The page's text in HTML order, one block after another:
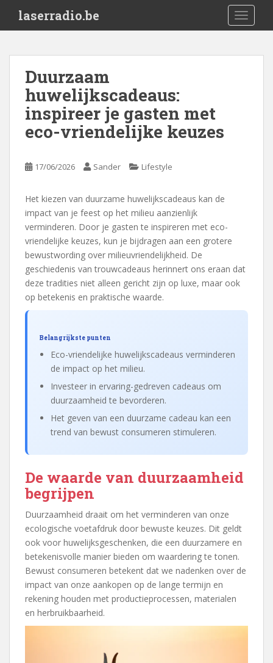
i
laserradio.be
Duurzaam
huwelijkscadeaus:
inspireer je gasten met
eco-vriendelijke keuzes
17/06/2026 Sander Lifestyle
Het kiezen van duurzame huwelijkscadeaus kan de
impact van je feest op het milieu aanzienlijk
verminderen. Door je gasten te inspireren met eco-
vriendelijke keuzes, kun je bijdragen aan een grotere
bewustwording over milieuvriendelijkheid. De
geschiedenis van trouwcadeaus herinnert ons eraan dat
deze tradities niet alleen gericht zijn op luxe, maar ook
op betekenis en praktische waarde.
Belangrijkste punten
Eco-vriendelijke huwelijkscadeaus verminderen
de impact op het milieu.
Investeer in ervaring-gedreven cadeaus om
duurzaamheid te bevorderen.
Het geven van een duurzame cadeau kan een
trend van bewust consumeren stimuleren.
De waarde van duurzaamheid
begrijpen
Duurzaamheid draait om het verminderen van onze
ecologische voetafdruk door bewuste keuzes. Dit geldt
ook voor huwelijksgeschenken, die een duurzamere en
betekenisvolle manier bieden om waardering te tonen.
Bewust consumeren betekent dat we nadenken over de
impact van onze aankopen op de lange termijn en
rekening houden met productieprocessen, materialen
en herbruikbaarheid.